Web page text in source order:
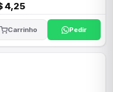
4,25
Carrinho Pedir